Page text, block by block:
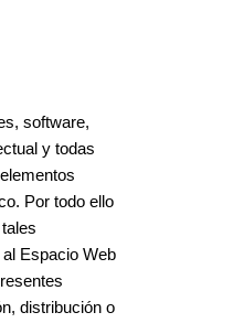
software,
y todas
Por todo ello
Espacio Web
distribución o